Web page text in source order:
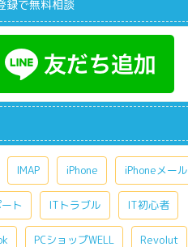
録で無料相談
IMAP iPhone iPhoneメール
ト ITトラブル IT初心者
PCショップWELL Revolut